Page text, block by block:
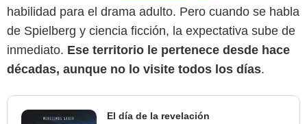
habilidad para el drama adulto. Pero cuando se habla
de Spielberg y ciencia ficción, la expectativa sube de
inmediato. Ese territorio le pertenece desde hace
décadas, aunque no lo visite todos los días.
El día de la revelación